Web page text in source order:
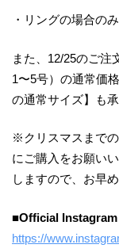
・リングの場合の
また、12/25のご注
1〜5号）の通常価
の通常サイズ】も承
※クリスマスまで
にご購入をお願い
しますので、お早
■Official Instagram
https://